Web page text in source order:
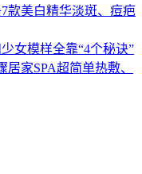
款美白精华淡斑、痘疤
女模样全靠“4个秘诀”
家SPA超简单热敷、